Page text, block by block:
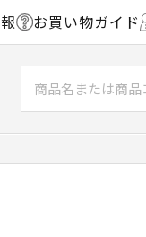
お買い物ガイド